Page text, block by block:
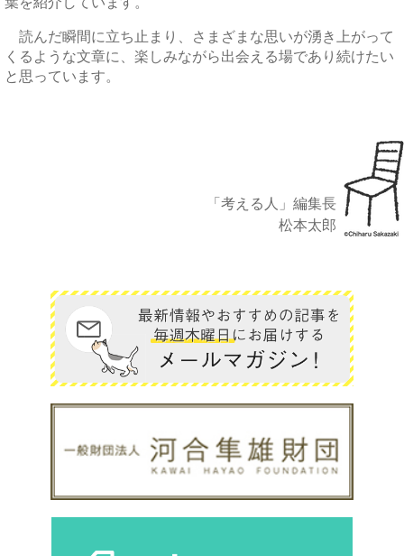
読んだ瞬間に立ち止まり、さまざまな思いが湧き上がって
くるような文章に、楽しみながら出会える場であり続けたい
と思っています。
「考える人」編集長
松本太郎